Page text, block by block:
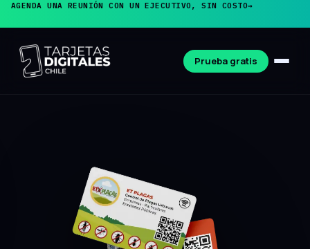
AGENDA UNA REUNIÓN CON UN EJECUTIVO, SIN COSTO→
Prueba gratis